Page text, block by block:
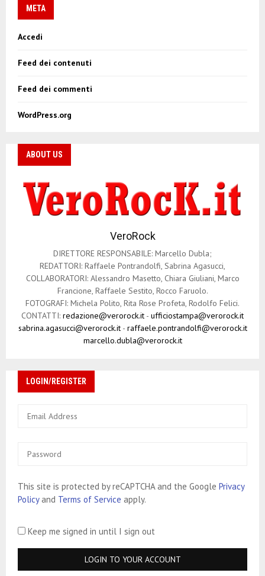
META
Accedi
Feed dei contenuti
Feed dei commenti
WordPress.org
ABOUT US
VeroRock
DIRETTORE RESPONSABILE: Marcello Dubla;
REDATTORI: Raffaele Pontrandolfi, Sabrina Agasucci,
COLLABORATORI: Alessandro Masetto, Chiara Giuliani, Marco
Francione, Raffaele Sestito, Rocco Faruolo.
FOTOGRAFI: Michela Polito, Rita Rose Profeta, Rodolfo Felici.
CONTATTI: redazione@verorock.it - ufficiostampa@verorock.it
sabrina.agasucci@verorock.it- raffaele.pontrandolfi@verorock.it
marcello.dubla@verorock.it
LOGIN/REGISTER
This site is protected by reCAPTCHA and the Google Privacy
Policyand Terms of Service apply.
Keep me signed in until I sign out